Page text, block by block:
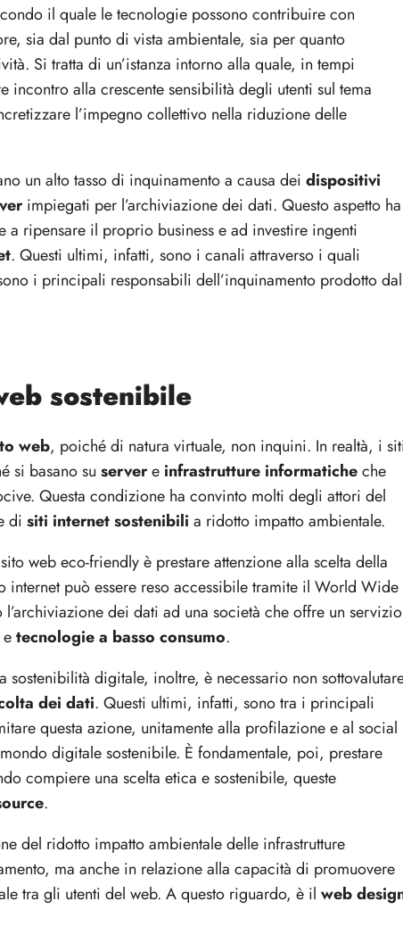
il quale le tecnologie possono contribuire con
sia dal punto di vista ambientale, sia per quanto
Si tratta di un’istanza intorno alla quale, in tempi
alla crescente sensibilità degli utenti sul tema
l’impegno collettivo nella riduzione delle
un alto tasso di inquinamento a causa dei dispositivi
impiegati per l’archiviazione dei dati. Questo aspetto ha
ripensare il proprio business e ad investire ingenti
. Questi ultimi, infatti, sono i canali attraverso i quali
i principali responsabili dell’inquinamento prodotto dal
sostenibile
web, poiché di natura virtuale, non inquini. In realtà, i
si basano su servere infrastrutture informaticheche
Questa condizione ha convinto molti degli attori del
di siti internet sostenibili a ridotto impatto ambientale.
web eco-friendly è prestare attenzione alla scelta della
internet può essere reso accessibile tramite il World Wide
dei dati ad una società che offre un servizio
etecnologie a basso consumo.
digitale, inoltre, è necessario non
dei dati. Questi ultimi, infatti, sono tra i principali
questa azione, unitamente alla profilazione e al social
digitale sostenibile. È fondamentale, poi, prestare
compiere una scelta etica e sostenibile, queste
.
del ridotto impatto ambientale delle infrastrutture
ma anche in relazione alla capacità di promuovere
tra gli utenti del web. A questo riguardo, è il web